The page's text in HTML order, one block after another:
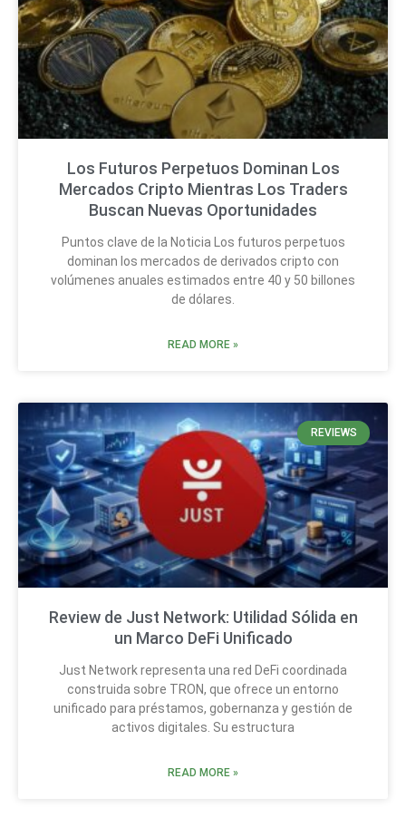
Los Futuros Perpetuos Dominan Los
Mercados Cripto Mientras Los Traders
Buscan Nuevas Oportunidades
Puntos clave de la Noticia Los futuros perpetuos
dominan los mercados de derivados cripto con
volúmenes anuales estimados entre 40 y 50 billones
de dólares.
READ MORE »
REVIEWS
Review de Just Network: Utilidad Sólida en
un Marco DeFi Unificado
Just Network representa una red DeFi coordinada
construida sobre TRON, que ofrece un entorno
unificado para préstamos, gobernanza y gestión de
activos digitales. Su estructura
READ MORE »